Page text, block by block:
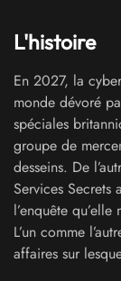
L'histoire
En 2027, la
monde dévoré
spéciales
groupe de
desseins. De
Services Secrets
l’enquête
L’un comme
affaires sur